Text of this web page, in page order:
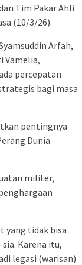
Tim Pakar Ahli
(10/3/26).
Arfah,
Vamelia,
percepatan
bagi masa
pentingnya
Dunia
militer,
yang tidak bisa
Karena itu,
legasi (warisan)